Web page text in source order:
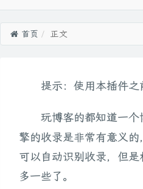
间：
首页 正文
提示：使用本插件之
玩博客的都知道一个
擎的收录是非常有意义
可以自动识别收录，但
多一些了。